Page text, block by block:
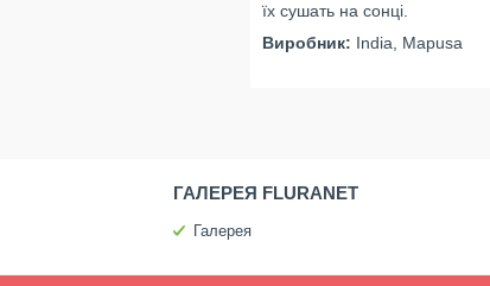
їх сушать на сонці.
Виробник: India, Mapusa
ГАЛЕРЕЯ FLURANET
Галерея